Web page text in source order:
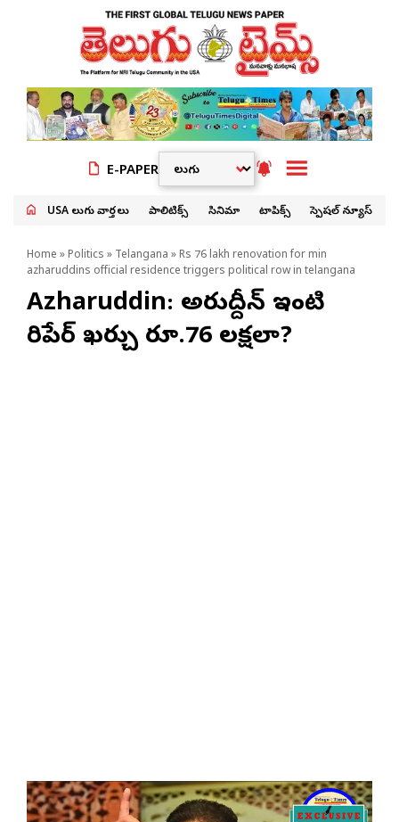
E-PAPER
USA తెలుగు వార్తలు పాలిటిక్స్ సినిమా టాపిక్స్ స్పెషల్ న్యూస్
Home » Politics » Telangana » Rs 76 lakh renovation for min
azharuddins official residence triggers political row in telangana
Azharuddin: అజారుద్దీన్ ఇంటి
రిపేర్ ఖర్చు రూ.76 లక్షలా?